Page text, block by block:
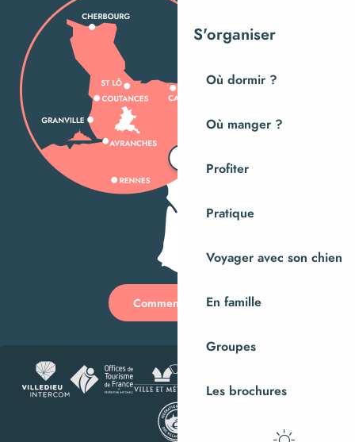
S'organiser
Où dormir ?
Où manger ?
Profiter
Pratique
Voyager avec son chien
En famille
Groupes
Les brochures
Comment venir ?